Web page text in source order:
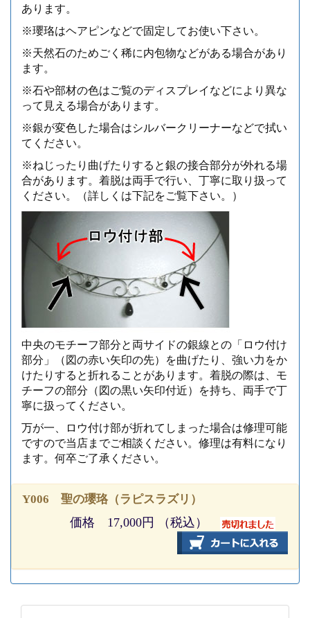
あります。
※瓔珞はヘアピンなどで固定してお使い下さい。
※天然石のためごく稀に内包物などがある場合があり
ます。
※石や部材の色はご覧のディスプレイなどにより異な
って見える場合があります。
※銀が変色した場合はシルバークリーナーなどで拭い
てください。
※ねじったり曲げたりすると銀の接合部分が外れる場
合があります。着脱は両手で行い、丁寧に取り扱って
ください。（詳しくは下記をご覧下さい。）
中央のモチーフ部分と両サイドの銀線との「ロウ付け
部分」（図の赤い矢印の先）を曲げたり、強い力をか
けたりすると折れることがあります。着脱の際は、モ
チーフの部分（図の黒い矢印付近）を持ち、両手で丁
寧に扱ってください。
万が一、ロウ付け部が折れてしまった場合は修理可能
ですので当店までご相談ください。修理は有料になり
ます。何卒ご了承ください。
Y006 聖の瓔珞（ラピスラズリ）
価格 17,000円 （税込）